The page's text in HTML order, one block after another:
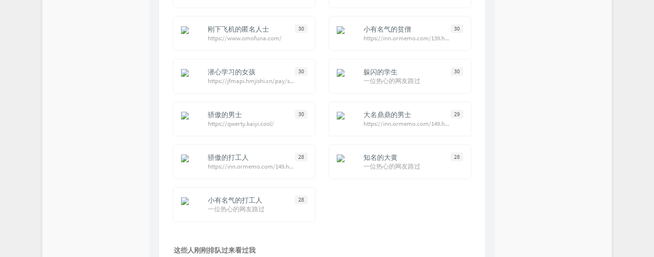
30
刚下飞机的匿名人士
https://www.omofuna.com/
30
小有名气的贫僧
https://inn.ormemo.com/139.html
30
潜心学习的女孩
https://jfmapi.hmjishi.cn/pay/submit/2026022201562853934/
30
躲闪的学生
一位热心的网友路过
30
骄傲的男士
https://qwerty.kaiyi.cool/
29
大名鼎鼎的男士
https://inn.ormemo.com/149.html
28
骄傲的打工人
https://inn.ormemo.com/149.html
28
知名的大黄
一位热心的网友路过
28
小有名气的打工人
一位热心的网友路过
这些人刚刚排队过来看过我